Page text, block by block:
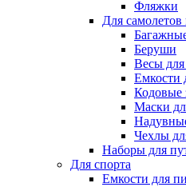
Фляжки
Для самолетов
Беруши
Весы для
Емкости
Кодовые
Маски
Чехлы
Наборы для
Для спорта
Емкости для